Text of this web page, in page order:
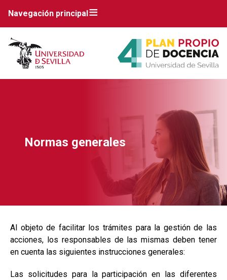
Navegación principal
Normas generales
Al objeto de facilitar los trámites para la gestión de las
acciones, los responsables de las mismas deben tener
en cuenta las siguientes instrucciones generales:
Las solicitudes para la participación en las diferentes